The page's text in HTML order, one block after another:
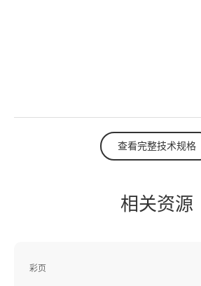
查看完整技术规格
相关资源
彩页